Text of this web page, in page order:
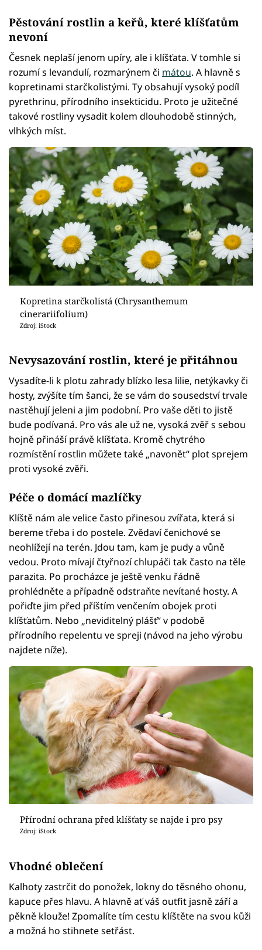
Pěstování rostlin a keřů, které klíšťatům
nevoní
Česnek neplaší jenom upíry, ale i klíšťata. V tomhle si
rozumí s levandulí, rozmarýnem či mátou. A hlavně s
kopretinami starčkolistými. Ty obsahují vysoký podíl
pyrethrinu, přírodního insekticidu. Proto je užitečné
takové rostliny vysadit kolem dlouhodobě stinných,
vlhkých míst.
Kopretina starčkolistá (Chrysanthemum
cinerariifolium)
Zdroj: iStock
Nevysazování rostlin, které je přitáhnou
Vysadíte-li k plotu zahrady blízko lesa lilie, netýkavky či
hosty, zvýšíte tím šanci, že se vám do sousedství trvale
nastěhují jeleni a jim podobní. Pro vaše děti to jistě
bude podívaná. Pro vás ale už ne, vysoká zvěř s sebou
hojně přináší právě klíšťata. Kromě chytrého
rozmístění rostlin můžete také „navonět“ plot sprejem
proti vysoké zvěři.
Péče o domácí mazlíčky
Klíště nám ale velice často přinesou zvířata, která si
bereme třeba i do postele. Zvědaví čenichové se
neohlížejí na terén. Jdou tam, kam je pudy a vůně
vedou. Proto mívají čtyřnozí chlupáči tak často na těle
parazita. Po procházce je ještě venku řádně
prohlédněte a případně odstraňte nevítané hosty. A
pořiďte jim před příštím venčením obojek proti
klíšťatům. Nebo „neviditelný plášť“ v podobě
přírodního repelentu ve spreji (návod na jeho výrobu
najdete níže).
Přírodní ochrana před klíšťaty se najde i pro psy
Zdroj: iStock
Vhodné oblečení
Kalhoty zastrčit do ponožek, lokny do těsného ohonu,
kapuce přes hlavu. A hlavně ať váš outfit jasně září a
pěkně klouže! Zpomalíte tím cestu klíštěte na svou kůži
a možná ho stihnete setřást.